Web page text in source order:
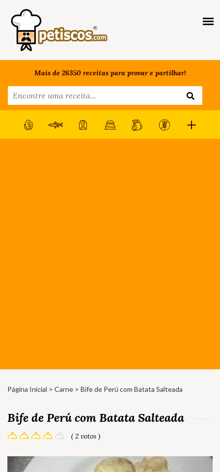
Mais de 26350 receitas para provar e partilhar!
Página Inicial > Carne > Bife de Perú com Batata Salteada
Bife de Perú com Batata Salteada
( 2 votos )